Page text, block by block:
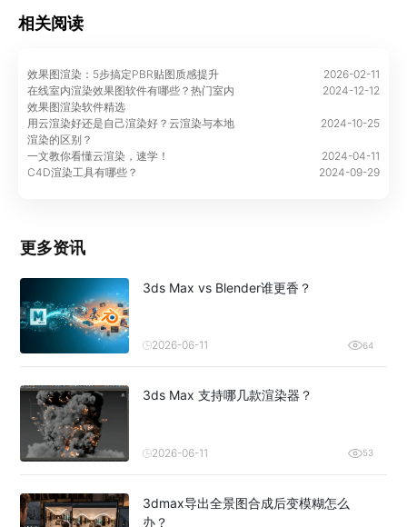
相关阅读
效果图渲染：5步搞定PBR贴图质感提升
2026-02-11
在线室内渲染效果图软件有哪些？热门室内
效果图渲染软件精选
2024-12-12
用云渲染好还是自己渲染好？云渲染与本地
渲染的区别？
2024-10-25
一文教你看懂云渲染，速学！
2024-04-11
C4D渲染工具有哪些？
2024-09-29
更多资讯
3ds Max vs Blender谁更香？
2026-06-11 64
3ds Max 支持哪几款渲染器？
2026-06-11 53
3dmax导出全景图合成后变模糊怎么
办？